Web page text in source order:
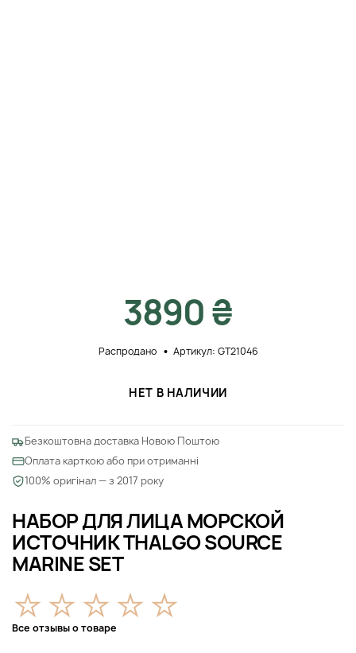
НАБОР ДЛЯ ЛИЦА МОРСКОЙ
ИСТОЧНИК THALGO SOURCE
MARINE SET
Все отзывы о товаре
3890 ₴
Распродано Артикул: GT21046
НЕТ В НАЛИЧИИ
Безкоштовна доставка Новою Поштою
Оплата карткою або при отриманні
100% оригінал — з 2017 року